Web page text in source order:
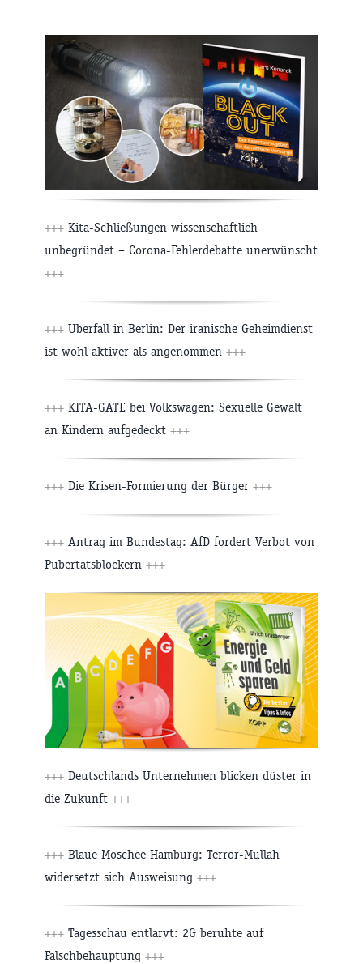
+++ Kita-Schließungen wissenschaftlich
unbegründet – Corona-Fehlerdebatte unerwünscht
+++
+++ Überfall in Berlin: Der iranische Geheimdienst
ist wohl aktiver als angenommen +++
+++ KITA-GATE bei Volkswagen: Sexuelle Gewalt
an Kindern aufgedeckt +++
+++ Die Krisen-Formierung der Bürger +++
+++ Antrag im Bundestag: AfD fordert Verbot von
Pubertätsblockern +++
+++ Deutschlands Unternehmen blicken düster in
die Zukunft +++
+++ Blaue Moschee Hamburg: Terror-Mullah
widersetzt sich Ausweisung +++
+++ Tagesschau entlarvt: 2G beruhte auf
Falschbehauptung +++